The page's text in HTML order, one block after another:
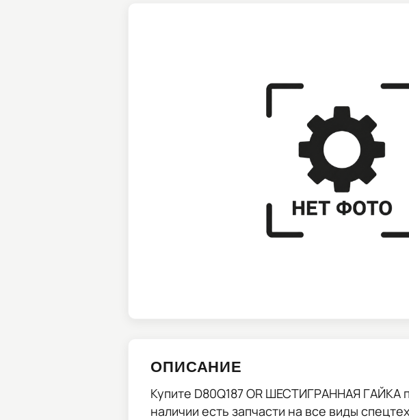
ОПИСАНИЕ
Купите D80Q187 OR ШЕСТИГРАННАЯ ГАЙКА
наличии есть запчасти на все виды